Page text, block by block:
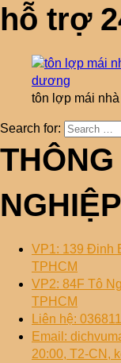
hỗ trợ
tôn lợp mái
Search for:
NGHIỆP
VP1: 139 Đinh
TPHCM
VP2: 84F Tô
TPHCM
Liên hệ:
Email:
20:00, T2-CN,